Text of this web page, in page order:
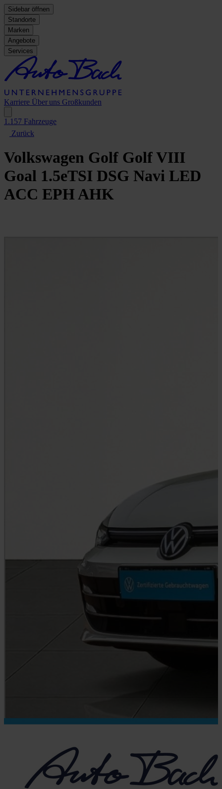
Sidebar öffnen
Standorte
Marken
Angebote
Services
Karriere Über uns Großkunden
1.157 Fahrzeuge
Zurück
Volkswagen Golf Golf VIII
Goal 1.5eTSI DSG Navi LED
ACC EPH AHK